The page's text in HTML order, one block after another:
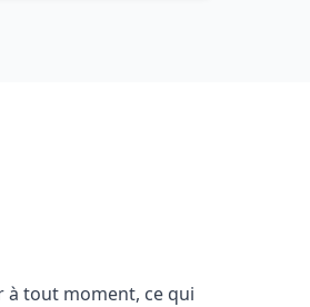
à tout moment, ce qui